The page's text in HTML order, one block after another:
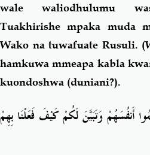
wale waliodhulumu
Tuakhirishe mpaka muda
Wako na tuwafuate Rusuli.
hamkuwa mmeapa kabla
kuondoshwa (duniani?).
أَنفُسَهُمْ وَتَبَيَّنَ لَكُمْ كَيْفَ فَعَلْنَا بِهِمْ